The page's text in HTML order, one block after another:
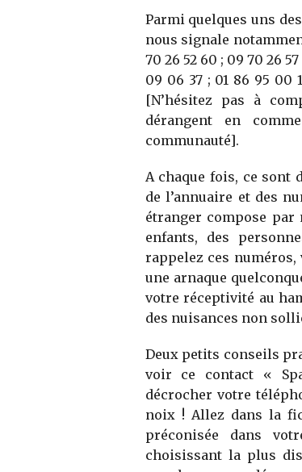
Parmi quelques uns
nous signale
70 26 52 60 ; 09 70 26
09 06 37 ; 01 86 95 00
[N’hésitez pas à
dérangent en
communauté].
A chaque fois, ce sont
de l’annuaire et des
étranger compose
enfants, des
rappelez ces
une arnaque
votre réceptivité au
des nuisances non
Deux petits conseils
voir ce contact «
décrocher votre
noix ! Allez dans la
préconisée dans
choisissant la plus